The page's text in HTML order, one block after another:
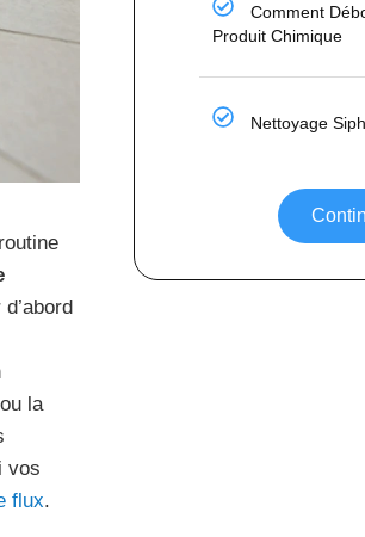
la
vos
flux.
Comment
Produit Chimique
Nettoyage